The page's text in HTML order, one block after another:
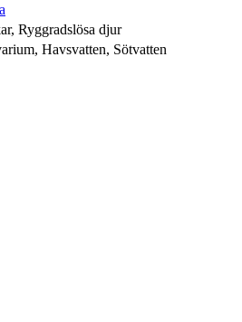
Ryggradslösa djur
Havsvatten, Sötvatten